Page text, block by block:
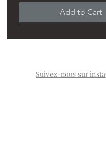
Add to Cart
Suivez-nous sur